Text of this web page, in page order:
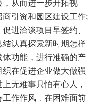
从而进一步开拓视
引资和园区建设工作;
进洽谈项目早签约、
认真探索新时期怎样
功能，进行准确的产
在促进企业做大做强
无难事只怕有心人，
作作风，在困难面前